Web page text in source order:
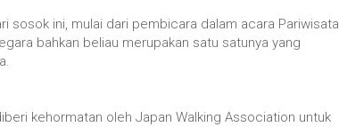
sosok ini, mulai dari pembicara dalam acara Pariwisata
bahkan beliau merupakan satu satunya yang
kehormatan oleh Japan Walking Association untuk